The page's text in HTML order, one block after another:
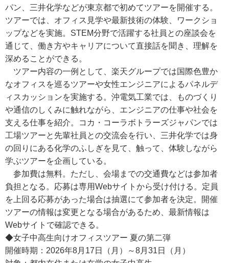
パン、三井化学などが東京都で初めてツアーを開催する。
ツアーでは、オフィス見学や最新技術の体験、ワークショ
ップなどを実施。STEM分野で活躍する社員との座談会を
通じて、働き方やキャリアについて直接話を聞き、理解を
深めることができる。
ツアー内容の一例として、楽天グループでは国際色豊か
なオフィスを巡るツアーや女性エンジニアによるパネルデ
ィスカッションを実施する。沖電気工業では、ものづくり
や通信のしくみに触れながら、エンジニアの仕事や社会を
支える仕事を紹介。コカ・コーラボトラーズジャパンでは
工場ツアーと先輩社員との交流会を行い、三井化学では身
の回りにある化学のふしぎを見て、触って、体験しながら
学ぶツアーを企画している。
参加費は無料。ただし、会場までの交通費などは参加者
負担となる。応募は専用Webサイトから受け付ける。定員
を上回る応募があった場合は抽選にて参加者を決定。開催
ツアーの情報は変更となる場合があるため、最新情報は
Webサイトで確認できる。
◆女子中高生向けオフィスツアー 夏の第二弾
開催時期：2026年8月17日（月）～8月31日（月）